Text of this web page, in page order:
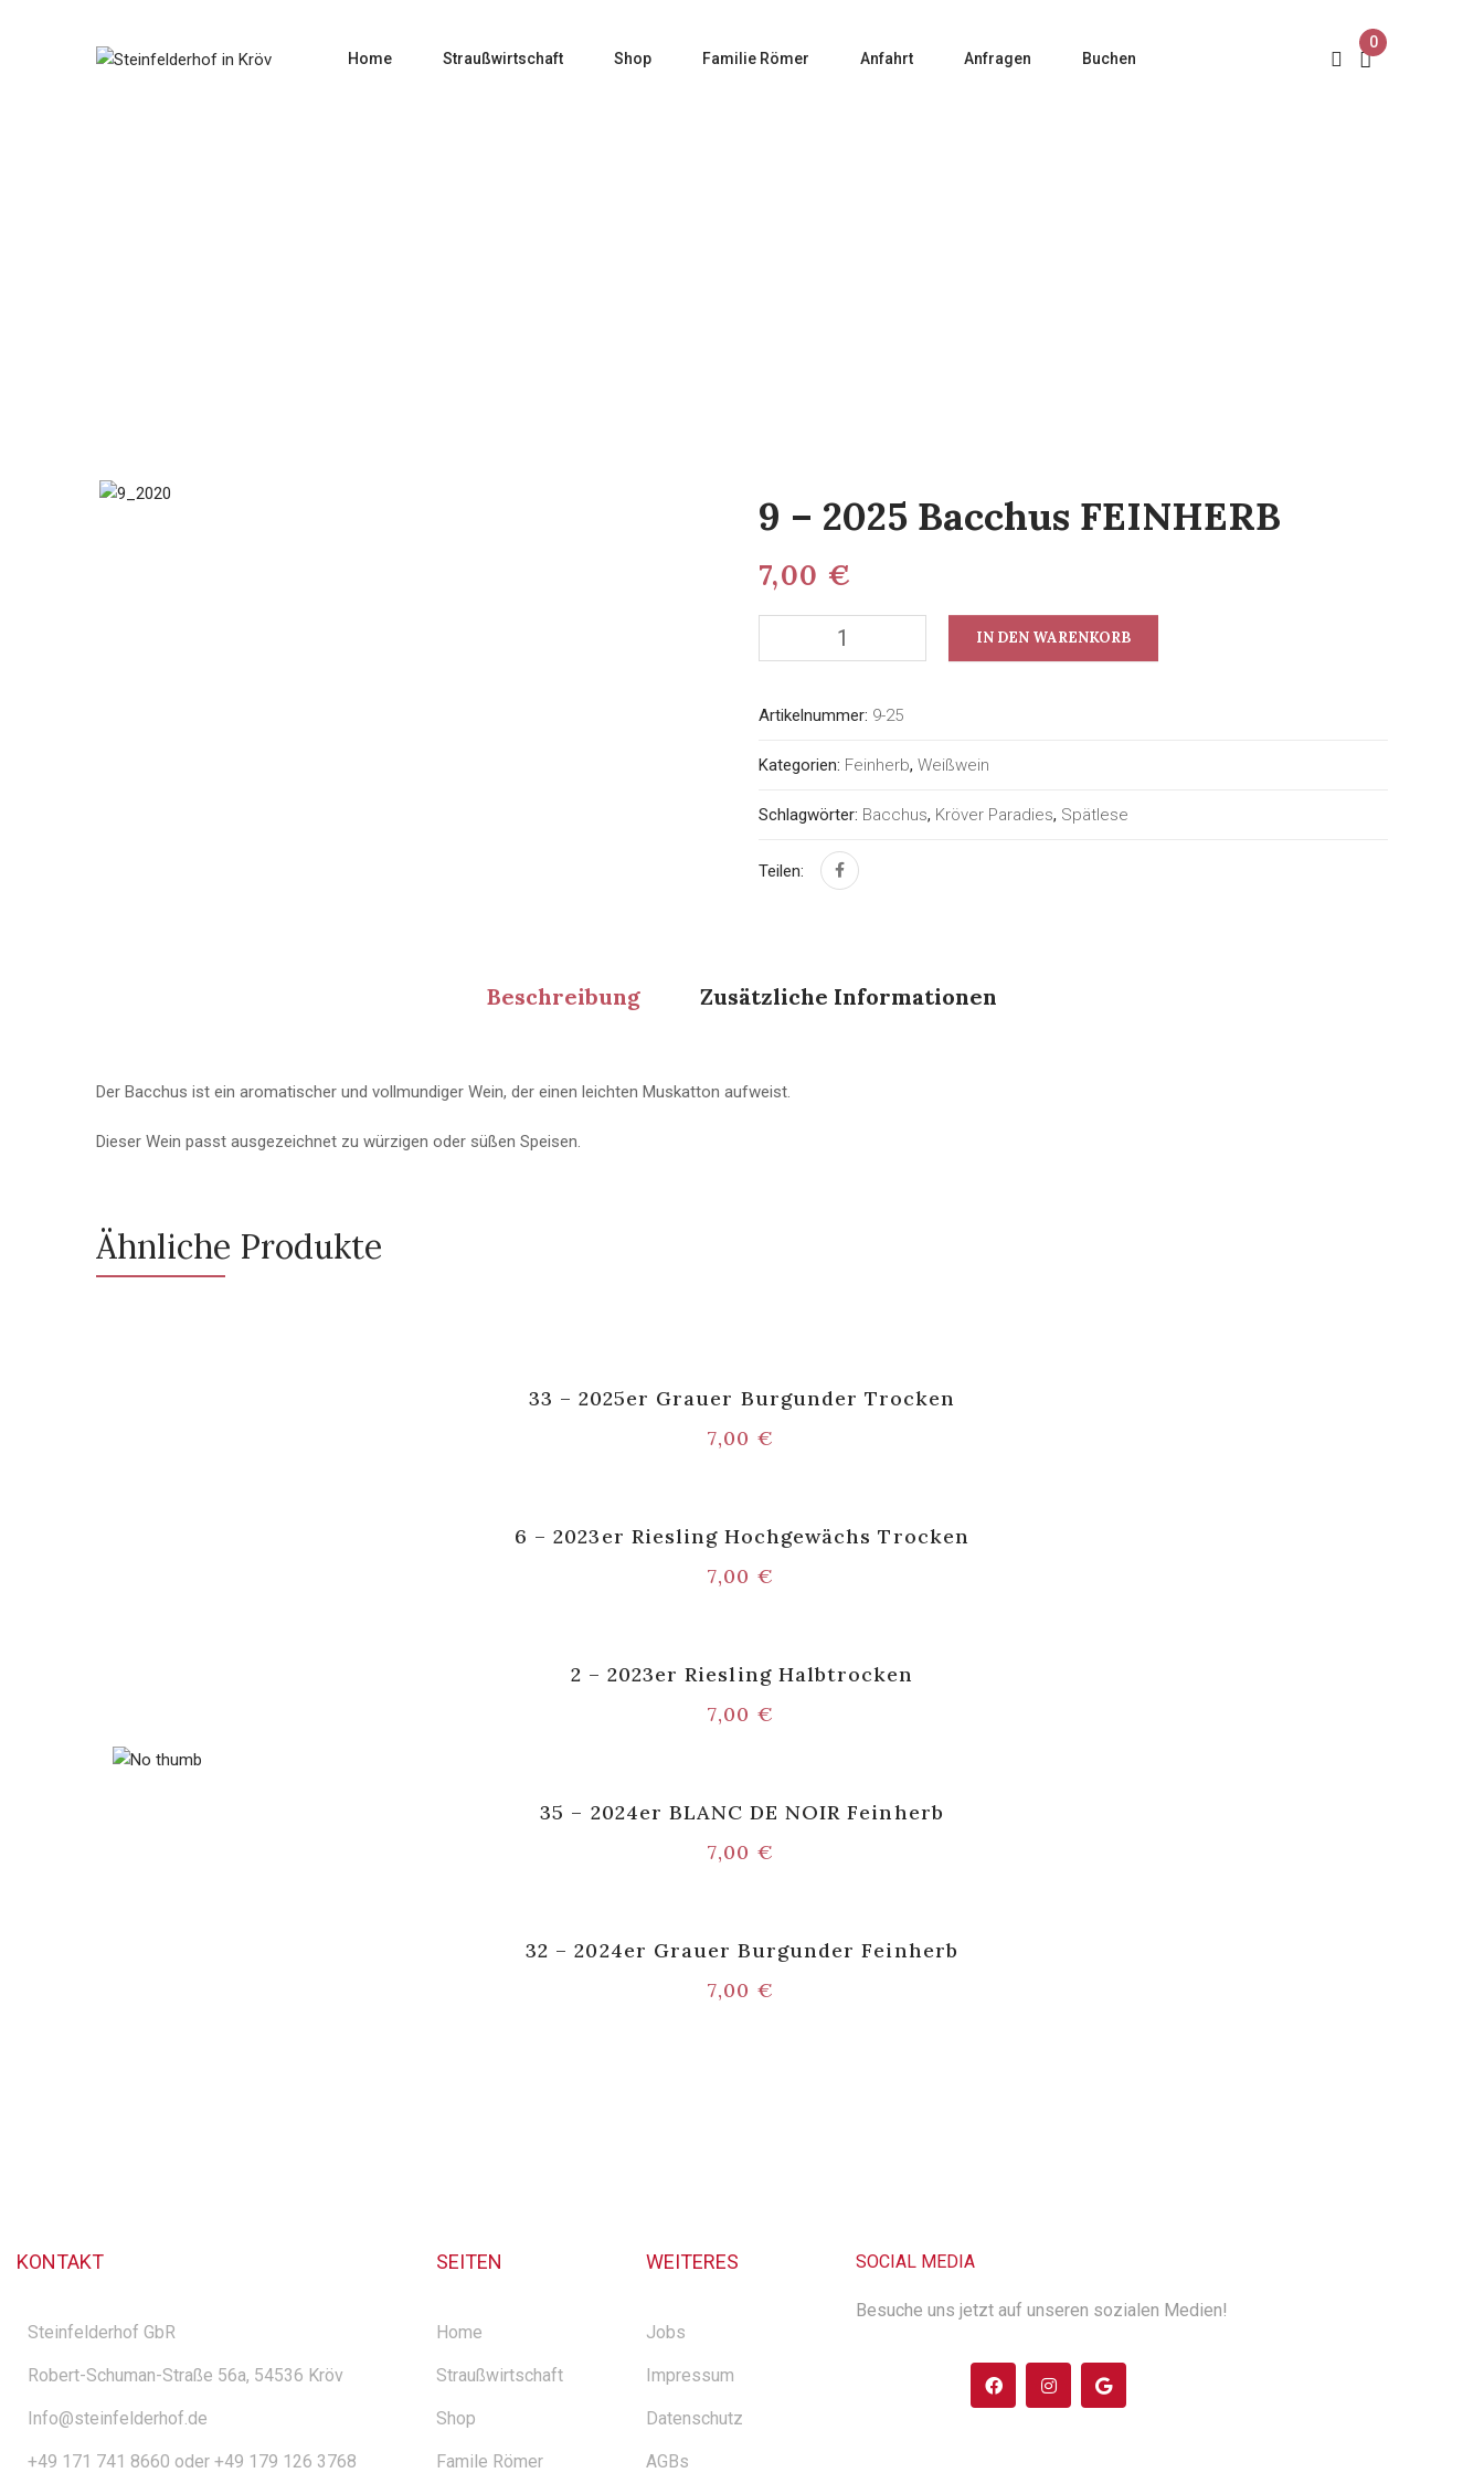
Home Straußwirtschaft Shop Familie Römer Anfahrt Anfragen Buchen
0
9 – 2025 Bacchus FEINHERB
7,00 €
IN DEN WARENKORB
Artikelnummer: 9-25
Kategorien: Feinherb, Weißwein
Schlagwörter: Bacchus, Kröver Paradies, Spätlese
Teilen:
Beschreibung Zusätzliche Informationen
Der Bacchus ist ein aromatischer und vollmundiger Wein, der einen leichten Muskatton aufweist.
Dieser Wein passt ausgezeichnet zu würzigen oder süßen Speisen.
Ähnliche Produkte
33 – 2025er Grauer Burgunder Trocken
7,00€
6 – 2023er Riesling Hochgewächs Trocken
7,00€
2 – 2023er Riesling Halbtrocken
7,00€
35 – 2024er BLANC DE NOIR Feinherb
7,00€
32 – 2024er Grauer Burgunder Feinherb
7,00€
KONTAKT
Steinfelderhof GbR
Robert-Schuman-Straße 56a, 54536 Kröv
Info@steinfelderhof.de
+49 171 741 8660 oder +49 179 126 3768
SEITEN
Home
Straußwirtschaft
Shop
Famile Römer
WEITERES
Jobs
Impressum
Datenschutz
AGBs
SOCIAL MEDIA
Besuche uns jetzt auf unseren sozialen Medien!